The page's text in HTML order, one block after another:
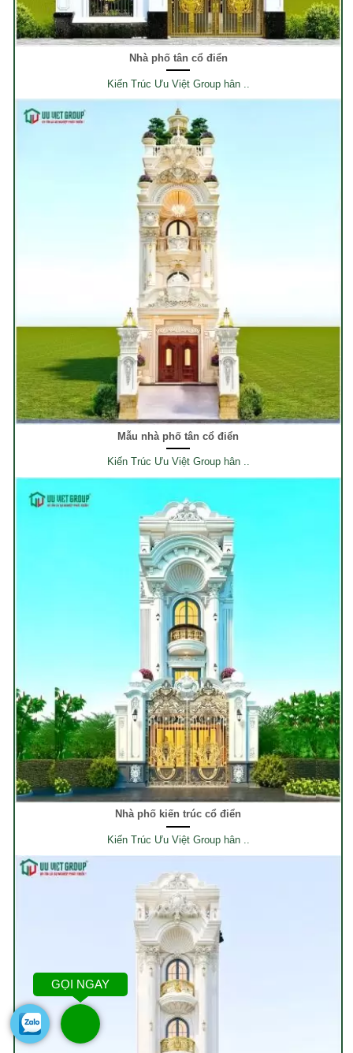
Nhà phố tân cổ điển
Kiến Trúc Ưu Việt Group hân ..
Mẫu nhà phố tân cổ điển
Kiến Trúc Ưu Việt Group hân ..
Nhà phố kiến trúc cổ điển
Kiến Trúc Ưu Việt Group hân ..
GỌI NGAY